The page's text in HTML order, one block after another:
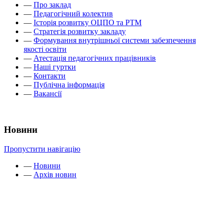
— Про заклад
— Педагогічний колектив
— Історія розвитку ОЦПО та РТМ
— Стратегія розвитку закладу
— Формування внутрішньої системи забезпечення
якості освіти
— Атестація педагогічних працівників
— Наші гуртки
— Контакти
— Публічна інформація
— Вакансії
Новини
Пропустити навігацію
— Новини
— Архів новин